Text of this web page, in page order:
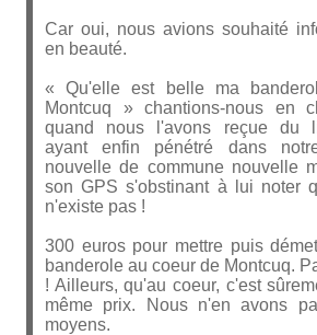
Car oui, nous avions souhaité
en beauté.
« Qu'elle est belle ma
Montcuq » chantions-nous en
quand nous l'avons reçue du
ayant enfin pénétré dans
nouvelle de commune nouvelle
son GPS s'obstinant à lui noter
n'existe pas !
300 euros pour mettre puis
banderole au coeur de Montcuq.
! Ailleurs, qu'au coeur, c'est
même prix. Nous n'en avons
moyens.